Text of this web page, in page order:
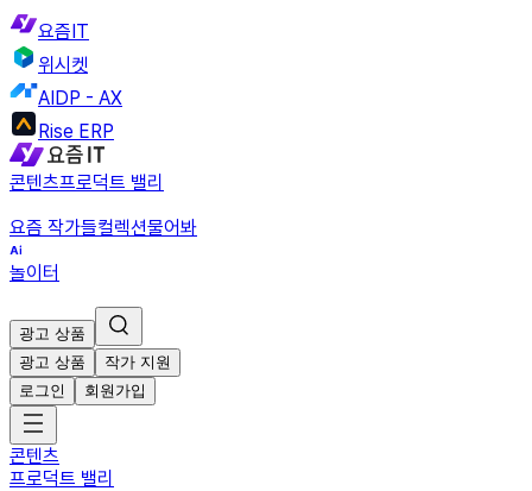
요즘IT
위시켓
AIDP - AX
Rise ERP
콘텐츠프로덕트 밸리
요즘 작가들컬렉션물어봐
놀이터
광고 상품
광고 상품
작가 지원
로그인
회원가입
콘텐츠
프로덕트 밸리